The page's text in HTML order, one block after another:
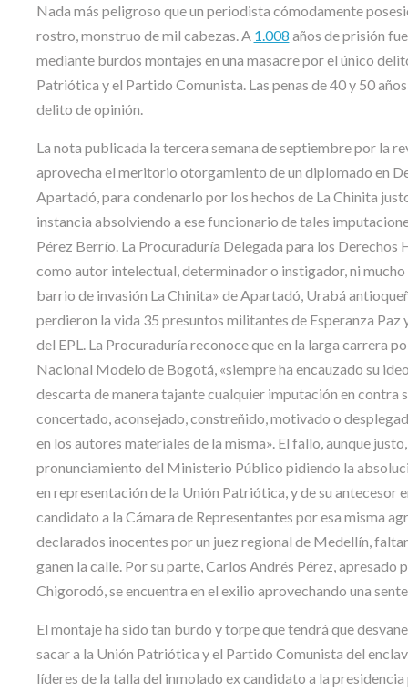
Nada más peligroso que un periodista cómodamente
rostro, monstruo de mil cabezas. A 1.008 años de prisión
mediante burdos montajes en una masacre por el único
Patriótica y el Partido Comunista. Las penas de 40 y 50
delito de opinión.
La nota publicada la tercera semana de septiembre por la
aprovecha el meritorio otorgamiento de un diplomado en
Apartadó, para condenarlo por los hechos de La Chinita
instancia absolviendo a ese funcionario de tales
Pérez Berrío. La Procuraduría Delegada para los
como autor intelectual, determinador o instigador, ni
barrio de invasión La Chinita» de Apartadó, Urabá
perdieron la vida 35 presuntos militantes de Esperanza
del EPL. La Procuraduría reconoce que en la larga carrera
Nacional Modelo de Bogotá, «siempre ha encauzado su
descarta de manera tajante cualquier imputación en contra
concertado, aconsejado, constreñido, motivado o
en los autores materiales de la misma». El fallo, aunque
pronunciamiento del Ministerio Público pidiendo la
en representación de la Unión Patriótica, y de su antecesor
candidato a la Cámara de Representantes por esa misma
declarados inocentes por un juez regional de Medellín,
ganen la calle. Por su parte, Carlos Andrés Pérez,
Chigorodó, se encuentra en el exilio aprovechando una
El montaje ha sido tan burdo y torpe que tendrá que
sacar a la Unión Patriótica y el Partido Comunista del
líderes de la talla del inmolado ex candidato a la